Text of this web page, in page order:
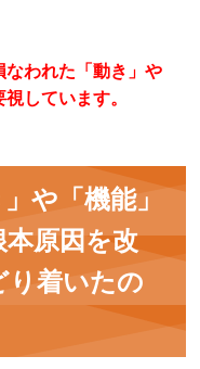
なわれた「動き」や
しています。
や「機能」
原因を改
り着いたの